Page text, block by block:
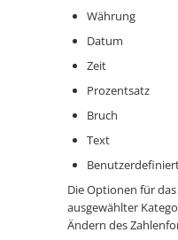
Währung
Datum
Zeit
Prozentsatz
Bruch
Text
Die Optionen für
ausgewählter
Ändern des